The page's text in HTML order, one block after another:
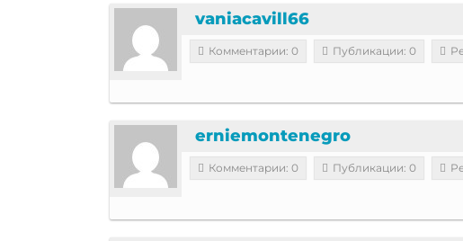
vaniacavill66
Комментарии: 0 Публикации: 0
erniemontenegro
Комментарии: 0 Публикации: 0